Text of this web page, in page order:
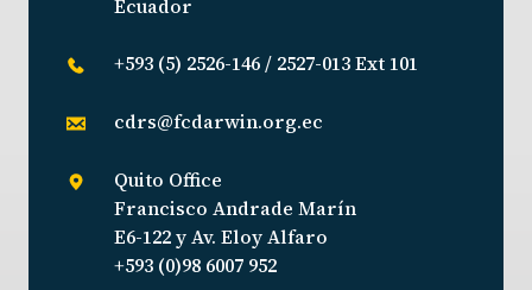
Ecuador
+593 (5) 2526-146 / 2527-013 Ext 101
cdrs@fcdarwin.org.ec
Quito Office
Francisco Andrade Marín
E6-122 y Av. Eloy Alfaro
+593 (0)98 6007 952